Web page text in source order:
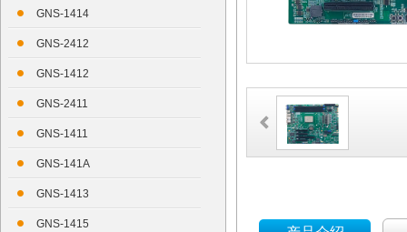
GNS-1414
GNS-2412
GNS-1412
GNS-2411
GNS-1411
GNS-141A
GNS-1413
GNS-1415